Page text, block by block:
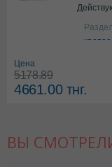
Цена
5178.89
4661.00тнг.
ВЫ